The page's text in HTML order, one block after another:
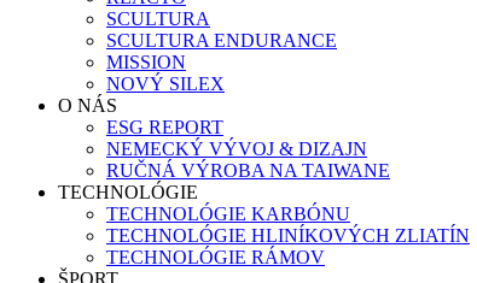
SCULTURA
SCULTURA ENDURANCE
MISSION
NOVÝ SILEX
O NÁS
ESG REPORT
NEMECKÝ VÝVOJ & DIZAJN
RUČNÁ VÝROBA NA TAIWANE
TECHNOLÓGIE
TECHNOLÓGIE KARBÓNU
TECHNOLÓGIE HLINÍKOVÝCH ZLIATÍN
TECHNOLÓGIE RÁMOV
ŠPORT